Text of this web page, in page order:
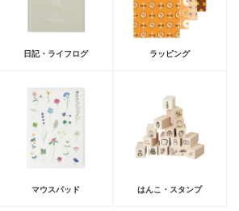
日記・ライフログ ラッピング
マウスパッド はんこ・スタンプ